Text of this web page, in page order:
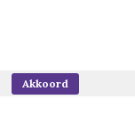
Akkoord